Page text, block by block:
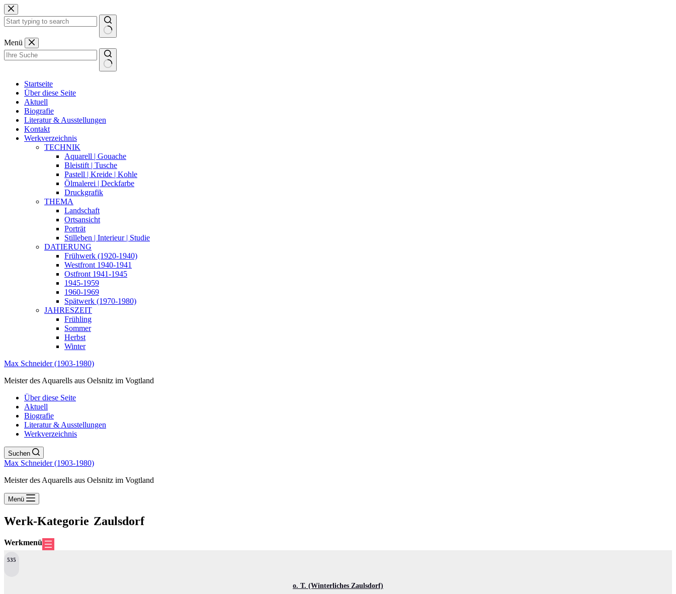
Zum
Inhalt
springen
Keine
Ergebnisse
Menü
Startseite
Über diese Seite
Aktuell
Biografie
Literatur & Ausstellungen
Kontakt
Werkverzeichnis
TECHNIK
Aquarell | Gouache
Bleistift | Tusche
Pastell | Kreide | Kohle
Ölmalerei | Deckfarbe
Druckgrafik
THEMA
Landschaft
Ortsansicht
Porträt
Stilleben | Interieur | Studie
DATIERUNG
Frühwerk (1920-1940)
Westfront 1940-1941
Ostfront 1941-1945
1945-1959
1960-1969
Spätwerk (1970-1980)
JAHRESZEIT
Frühling
Sommer
Herbst
Winter
Max Schneider (1903-1980)
Meister des Aquarells aus Oelsnitz im Vogtland
Über diese Seite
Aktuell
Biografie
Literatur & Ausstellungen
Werkverzeichnis
Suchen
Max Schneider (1903-1980)
Meister des Aquarells aus Oelsnitz im Vogtland
Menü
Werk-Kategorie Zaulsdorf
Werkmenü
535
o. T. (Winterliches Zaulsdorf)